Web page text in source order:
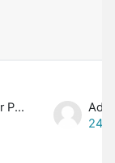
Administrador PROFMAT
24